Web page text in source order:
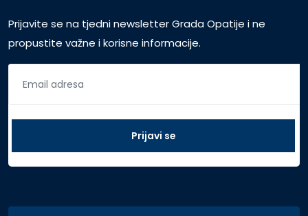
Prijavite se na tjedni newsletter Grada Opatije i ne
propustite važne i korisne informacije.